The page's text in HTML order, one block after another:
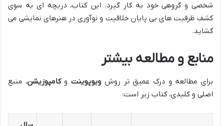
شخصی و گروهی خود به کار گیرد. این کتاب، دریچه ای به سوی
کشف ظرفیت های بی پایان خلاقیت و نوآوری در هنرهای نمایشی می
گشاید.
منابع و مطالعه بیشتر
برای مطالعه و درک عمیق تر روش ویوپوینتوکامپوزیشن، منبع
اصلی و کلیدی، کتاب زیر است: